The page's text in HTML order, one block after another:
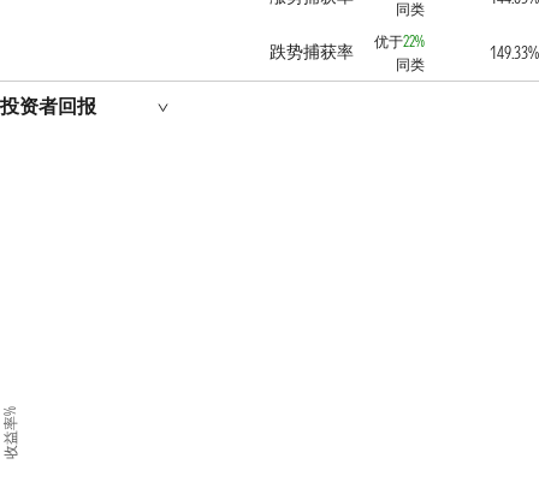
同类
跌势捕获率 优于22%
同类
149.33%
投资者回报
收益率%